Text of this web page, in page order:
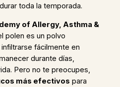
toda la temporada.
of Allergy, Asthma &
polen es un polvo
fácilmente en
durante días,
Pero no te preocupes,
más efectivos para